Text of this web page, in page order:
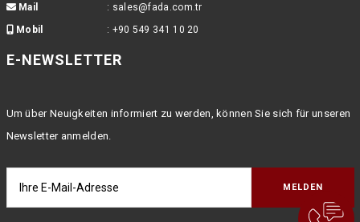
Mail
: sales@fada.com.tr
Mobil
: +90 549 341 10 20
E-NEWSLETTER
Um über Neuigkeiten informiert zu werden, können Sie sich für unseren
Newsletter anmelden.